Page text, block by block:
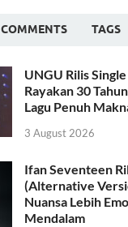
COMMENTS TAGS
UNGU Rilis
Rayakan 30
Lagu Penuh
3 August 2026
Ifan Seventeen
(Alternative
Nuansa Lebih
Mendalam